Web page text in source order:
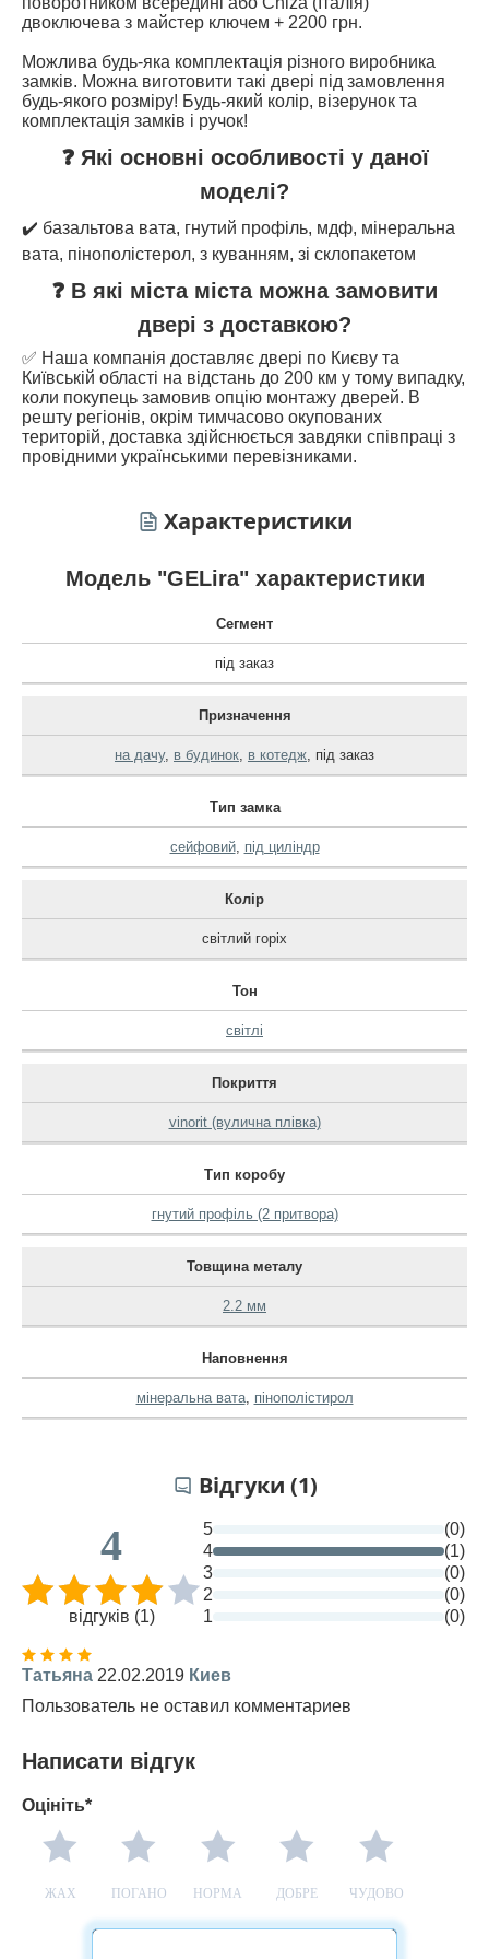
двоключева з майстер ключем + 2200 грн.
Можлива будь-яка комплектація різного виробника
замків. Можна виготовити такі двері під замовлення
будь-якого розміру! Будь-який колір, візерунок та
комплектація замків і ручок!
❓ Які основні особливості у даної
моделі?
✔️ базальтова вата, гнутий профіль, мдф, мінеральна
вата, пінополістерол, з куванням, зі склопакетом
❓ В які міста міста можна замовити
двері з доставкою?
✅ Наша компанія доставляє двері по Києву та
Київській області на відстань до 200 км у тому випадку,
коли покупець замовив опцію монтажу дверей. В
решту регіонів, окрім тимчасово окупованих
територій, доставка здійснюється завдяки співпраці з
провідними українськими перевізниками.
Характеристики
Модель "GELira" характеристики
Сегмент
під заказ
Призначення
на дачу, в будинок, в котедж, під заказ
Тип замка
сейфовий, під циліндр
Колір
світлий горіх
Тон
світлі
Покриття
vinorit (вулична плівка)
Тип коробу
гнутий профіль (2 притвора)
Товщина металу
2.2 мм
Наповнення
мінеральна вата, пінополістирол
Відгуки (1)
4
відгуків (1)
5
(0)
4
(1)
3
(0)
2
(0)
1
(0)
Татьяна 22.02.2019 Киев
Пользователь не оставил комментариев
Написати відгук
Оцініть*
ЖАХ ПОГАНО НОРМА ДОБРЕ ЧУДОВО